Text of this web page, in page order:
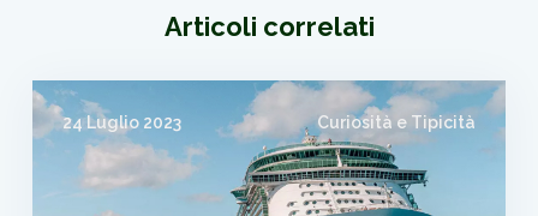
Articoli correlati
24 Luglio 2023 Curiosità e Tipicità